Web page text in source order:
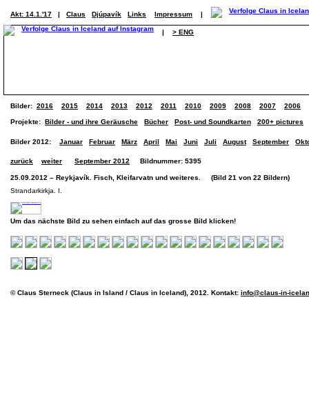
Akt: 14.1.'17 | Claus Djúpavík Links Impressum |
| > ENG
Bilder: 2016 2015 2014 2013 2012 2011 2010 2009 2008 2007 2006
Projekte: Bilder - und ihre Geräusche Bücher Post- und Soundkarten 200+ pictures
Bilder 2012: Januar Februar März April Mai Juni Juli August September
zurück weiter September 2012 Bildnummer: 5395
25.09.2012 – Reykjavík. Fisch, Kleifarvatn und weiteres. (Bild 21 von 22 Bildern)
Strandarkirkja. I.
Um das nächste Bild zu sehen einfach auf das grosse Bild klicken!
© Claus Sterneck (Claus in Island / Claus in Iceland), 2012. Kontakt: info@claus-in-